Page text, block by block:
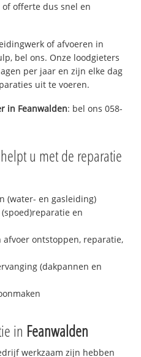
offerte dus snel en
of afvoeren in
bel ons. Onze loodgieters
per jaar en zijn elke dag
uit te voeren.
in Feanwalden: bel ons 058-
helpt u met de reparatie
(water- en gasleiding)
en
ontstoppen, reparatie,
(dakpannen en
in Feanwalden
werkzaam zijn hebben